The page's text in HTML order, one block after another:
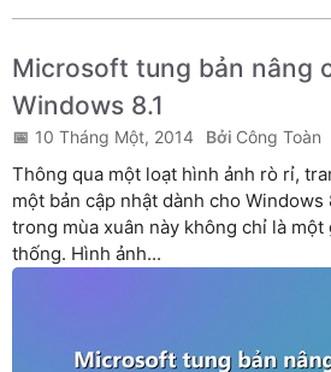
Microsoft tung bản nâng
Windows 8.1
10 Tháng Một, 2014 Công Toàn
Thông qua một loạt hình ảnh rò rỉ,
một bản cập nhật dành cho Windows
trong mùa xuân này không chỉ là
thống. Hình ảnh...